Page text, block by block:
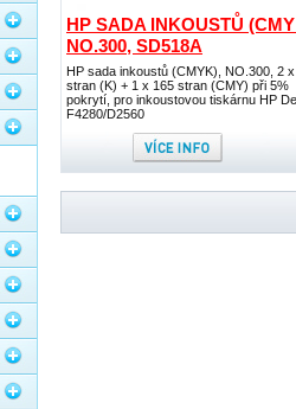
HP SADA INKOUSTŮ
NO.300, SD518A
HP sada inkoustů (CMYK), NO.300, 2
stran (K) + 1 x 165 stran (CMY) při 5%
pokrytí, pro inkoustovou tiskárnu HP
F4280/D2560